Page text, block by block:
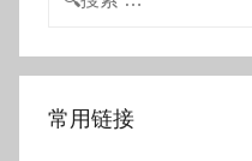
常用链接